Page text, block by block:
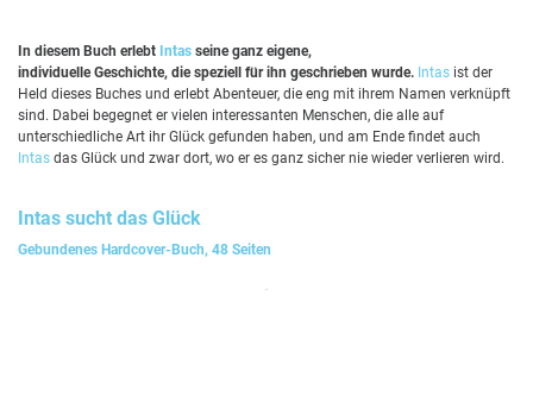
In diesem Buch erlebt Intas seine ganz eigene,
individuelle Geschichte, die speziell für ihn geschrieben wurde. Intas ist der
Held dieses Buches und erlebt Abenteuer, die eng mit ihrem Namen verknüpft
sind. Dabei begegnet er vielen interessanten Menschen, die alle auf
unterschiedliche Art ihr Glück gefunden haben, und am Ende findet auch
Intas das Glück und zwar dort, wo er es ganz sicher nie wieder verlieren wird.
Intas sucht das Glück
Gebundenes Hardcover-Buch, 48 Seiten